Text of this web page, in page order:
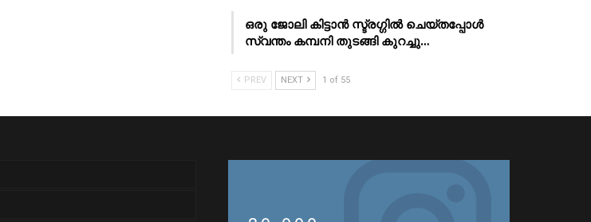
ഒരു ജോലി കിട്ടാൻ സ്ട്രഗ്ഗിൽ ചെയ്തപ്പോൾ
സ്വന്തം കമ്പനി തുടങ്ങി കുറച്ചു…
PREV NEXT 1 of 55